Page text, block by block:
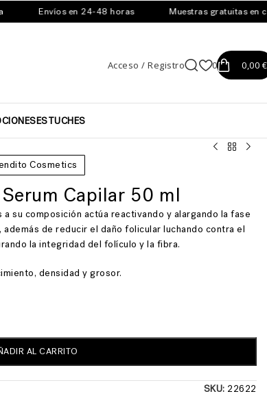
Envíos en 24-48 horas Muestras gratuitas en
Acceso / Registro 0 0,00 €
ESTUCHES
Cosmetics
Capilar 50 ml
su composición actúa reactivando y alargando la fase
de reducir el daño folicular luchando contra el
la integridad del folículo y la fibra.
densidad y grosor.
AL CARRITO
SKU: 22622